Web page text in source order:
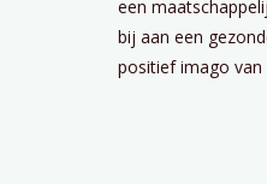
een
bij aan een
positief imago van